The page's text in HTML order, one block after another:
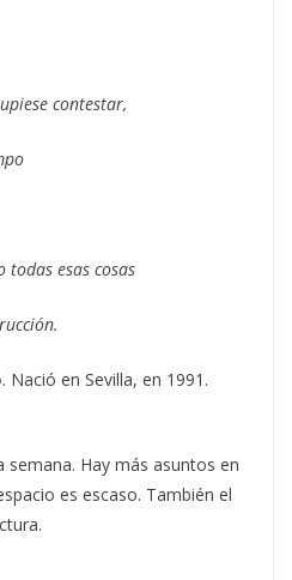
contestar,
todas esas cosas
. Nació en Sevilla, en 1991.
semana. Hay más asuntos en
es escaso. También el